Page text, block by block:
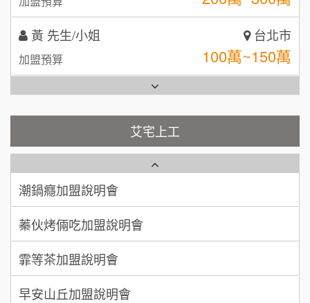
林 先生/小姐 屏東縣
加盟預算 100萬 ~ 200萬
吳 先生/小姐 屏東縣
加盟預算 100萬~200萬
周 先生/小姐 台北
加盟預算 100萬 ~150萬
徐 先生/小姐 新北市
加盟預算
何 先生/小姐
加盟預算
艾宅上工
全家加盟說明會
台灣G湯加盟說明會
NU PASTA義大利麵加盟說明會
潮鍋癮加盟說明會
蓁伙烤倆吃加盟說明會
霏等茶加盟說明會
早安山丘加盟說明會
冰封仙果加盟說明會
藍象廷泰式火鍋加盟說明會
日十。早午食加盟說明會
上宇林加盟說明會
莫尼早餐Morni加盟說明會
手作功夫茶加盟說明會
SHARE TEA歇腳亭加盟說明會